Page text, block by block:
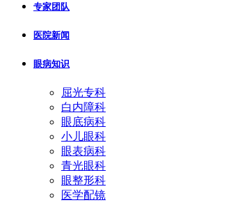
专家团队
医院新闻
眼病知识
屈光专科
白内障科
眼底病科
小儿眼科
眼表病科
青光眼科
眼整形科
医学配镜